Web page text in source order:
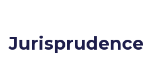
Jurisprudence